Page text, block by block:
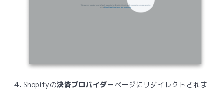
Shopifyの決済プロバイダーページにリダイレクトされま